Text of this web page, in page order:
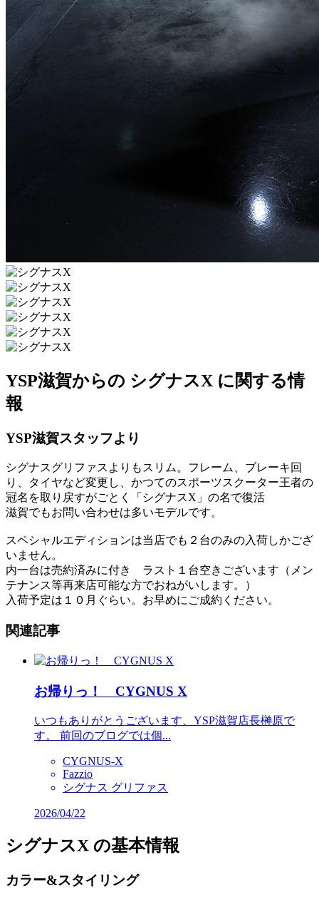
YSP滋賀からの シグナスX に関する情
報
YSP滋賀スタッフより
シグナスグリファスよりもスリム。フレーム、ブレーキ回
り、タイヤなど変更し、かつてのスポーツスクーター王者の
冠名を取り戻すがごとく「シグナスX」の名で復活
滋賀でもお問い合わせは多いモデルです。
スペシャルエディションは当店でも２台のみの入荷しかござ
いません。
内一台は売約済みに付き ラスト１台空きございます（メン
テナンス等再来店可能な方でおねがいします。）
入荷予定は１０月ぐらい。お早めにご成約ください。
関連記事
お帰りっ！ CYGNUS X
いつもありがとうございます、YSP滋賀店長榊原で
す。 前回のブログでは個...
CYGNUS-X
Fazzio
シグナス グリファス
2026/04/22
シグナスX の基本情報
カラー&スタイリング